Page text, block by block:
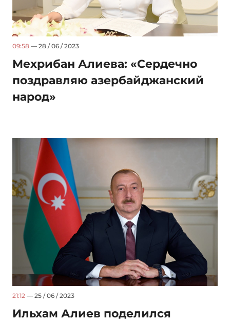
09:58 — 28 / 06 / 2023
Мехрибан Алиева: «Сердечно
поздравляю азербайджанский
народ»
21:12 — 25 / 06 / 2023
Ильхам Алиев поделился